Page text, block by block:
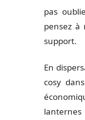
pas
pensez à
support.
En
cosy